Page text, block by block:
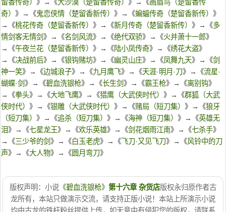
留香传奇） 》→《大沙漠（楚留香传奇） 》→《画眉鸟（楚留香传
奇） 》→《鬼恋侠情（楚留香新传） 》→《蝙蝠传奇（楚留香新传） 》
→《桃花传奇（楚留香新传） 》→《新月传奇（楚留香新传） 》→《多
情剑客无情剑 》→《名剑风流》→《绝代双骄》→《火并萧十一郎》
→《午夜兰花（楚留香新传） 》→《陆小凤传奇》→《绣花大盗》
→《决战前后》→《银钩赌坊》→《幽灵山庄》→《凤舞九天》→《剑
神一笑》→《边城浪子》→《九月鹰飞》→《天涯·明月·刀》→《流星·
蝴蝶·剑 》→《碧血洗银枪》→《长生剑 》→《霸王枪》→《离别钩》
→《拳头》→《大地飞鹰》→《猎鹰（大武侠时代） 》→《群狐（大武
侠时代） 》→《银雕（大武侠时代） 》→《赌局（短刀集） 》→《狼牙
（短刀集） 》→《追杀（短刀集） 》→《海神（短刀集） 》→《英雄无
泪》→《七星龙王》→《欢乐英雄》→《剑花烟雨江南》→《七杀手》
→《三少爷的剑 》→《白玉老虎》→《飞刀·又见飞刀》→《风铃中的刀
声》→《大人物》→《 圆月弯刀》
版权声明：小说 《碧血洗银枪》 第十六章 杂货店版权永归原作者古
龙所有，本站只做演示交流，请支持正版小说！本站上所演示小说